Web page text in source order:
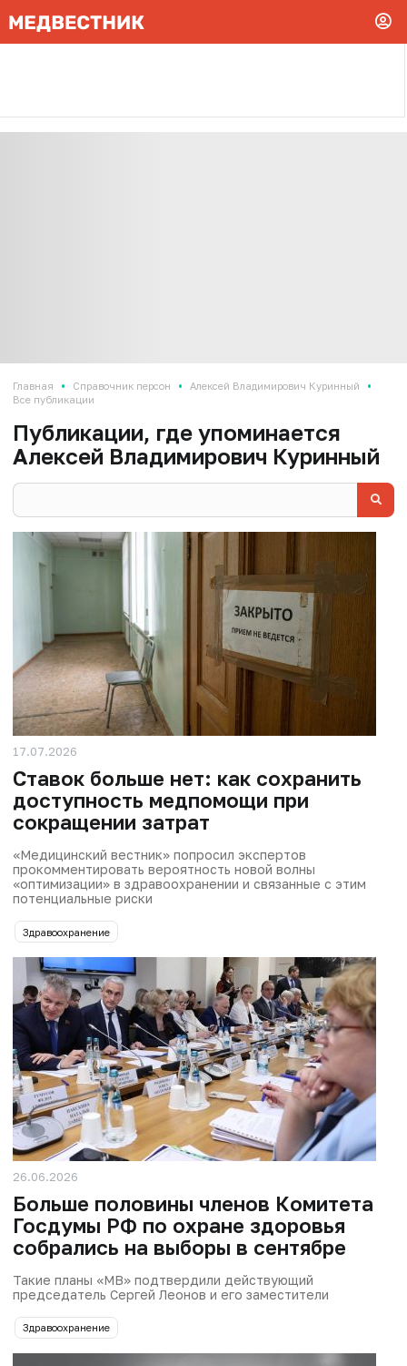
Главная • Справочник персон • Алексей Владимирович Куринный •
Все публикации
Публикации, где упоминается
Алексей Владимирович Куринный
17.07.2026
Ставок больше нет: как сохранить
доступность медпомощи при
сокращении затрат
«Медицинский вестник» попросил экспертов
прокомментировать вероятность новой волны
«оптимизации» в здравоохранении и связанные с этим
потенциальные риски
Здравоохранение
26.06.2026
Больше половины членов Комитета
Госдумы РФ по охране здоровья
собрались на выборы в сентябре
Такие планы «МВ» подтвердили действующий
председатель Сергей Леонов и его заместители
Здравоохранение